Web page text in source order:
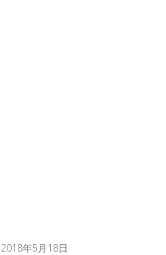
2018年5月18日